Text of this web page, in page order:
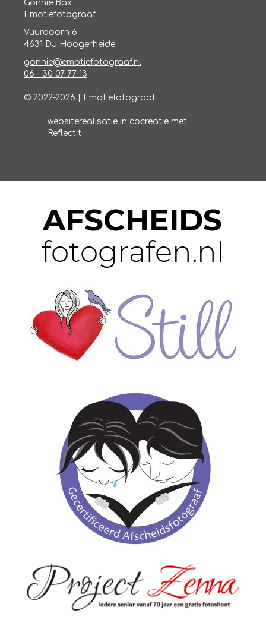
Gonnie Bax
Emotiefotograaf
Vuurdoorn 6
4631 DJ Hoogerheide
gonnie@emotiefotograaf.nl
06 - 30 07 77 13
© 2022-2026 | Emotiefotograaf
websiterealisatie in cocreatie met
Reflectit